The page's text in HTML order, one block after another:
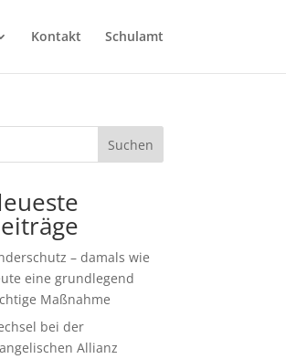
Kontakt Schulamt
Suchen
– damals wie
eine grundlegend
Maßnahme
bei der
Allianz